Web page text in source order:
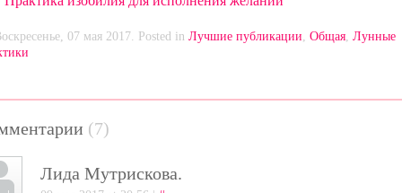
07 мая 2017. Posted in Лучшие публикации Общая Лунные
(7)
Лида Мутрискова.